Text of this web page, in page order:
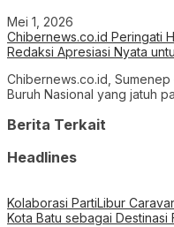
Mei 1, 2026
Chibernews.co.id Peringati
Redaksi Apresiasi Nyata
Chibernews.co.id,
Buruh Nasional yang jatuh
Berita Terkait
Headlines
Kolaborasi PartiLibur
Kota Batu sebagai Destinasi